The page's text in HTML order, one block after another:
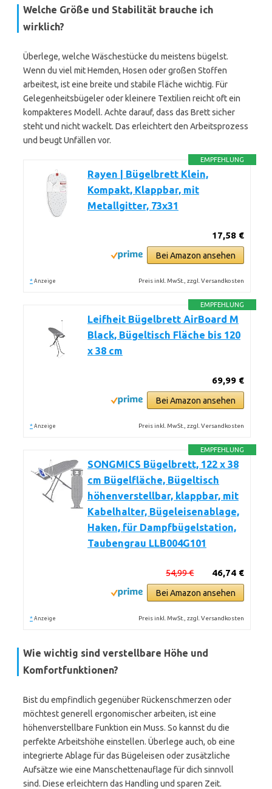
Welche Größe und Stabilität brauche ich
wirklich?
Überlege, welche Wäschestücke du meistens bügelst.
Wenn du viel mit Hemden, Hosen oder großen Stoffen
arbeitest, ist eine breite und stabile Fläche wichtig. Für
Gelegenheitsbügeler oder kleinere Textilien reicht oft ein
kompakteres Modell. Achte darauf, dass das Brett sicher
steht und nicht wackelt. Das erleichtert den Arbeitsprozess
und beugt Unfällen vor.
EMPFEHLUNG
Rayen | Bügelbrett Klein,
Kompakt, Klappbar, mit
Metallgitter, 73x31
17,58 €
Bei Amazon ansehen
* Anzeige Preis inkl. MwSt., zzgl. Versandkosten
EMPFEHLUNG
Leifheit Bügelbrett AirBoard M
Black, Bügeltisch Fläche bis 120
x 38 cm
69,99 €
Bei Amazon ansehen
* Anzeige Preis inkl. MwSt., zzgl. Versandkosten
EMPFEHLUNG
SONGMICS Bügelbrett, 122 x 38
cm Bügelfläche, Bügeltisch
höhenverstellbar, klappbar, mit
Kabelhalter, Bügeleisenablage,
Haken, für Dampfbügelstation,
Taubengrau LLB004G101
46,74 €
54,99 €
Bei Amazon ansehen
* Anzeige Preis inkl. MwSt., zzgl. Versandkosten
Wie wichtig sind verstellbare Höhe und
Komfortfunktionen?
Bist du empfindlich gegenüber Rückenschmerzen oder
möchtest generell ergonomischer arbeiten, ist eine
höhenverstellbare Funktion ein Muss. So kannst du die
perfekte Arbeitshöhe einstellen. Überlege auch, ob eine
integrierte Ablage für das Bügeleisen oder zusätzliche
Aufsätze wie eine Manschettenauflage für dich sinnvoll
sind. Diese erleichtern das Handling und sparen Zeit.